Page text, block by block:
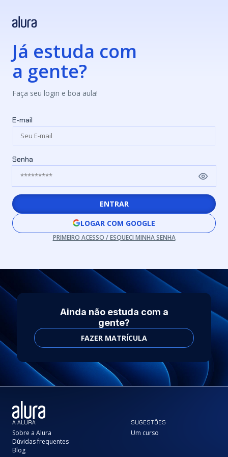
Já estuda com
a gente?
Faça seu login e boa aula!
E-mail
Senha
ENTRAR
LOGAR COM GOOGLE
PRIMEIRO ACESSO / ESQUECI MINHA SENHA
Ainda não estuda com a
gente?
FAZER MATRÍCULA
A ALURA
Sobre a Alura
Dúvidas frequentes
Blog
SUGESTÕES
Um curso